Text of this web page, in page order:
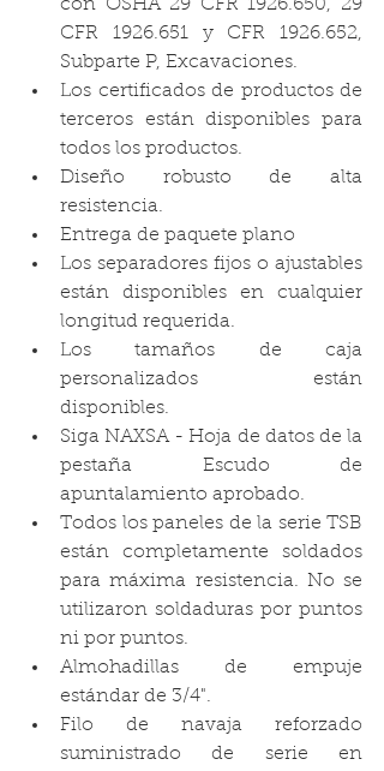
con OSHA 29 CFR 1926.650, 29
CFR 1926.651 y CFR 1926.652,
Subparte P, Excavaciones.
Los certificados de productos de
terceros están disponibles para
todos los productos.
Diseño robusto de alta
resistencia.
Entrega de paquete plano
Los separadores fijos o ajustables
están disponibles en cualquier
longitud requerida.
Los tamaños de caja
personalizados están
disponibles.
Siga NAXSA - Hoja de datos de la
pestaña Escudo de
apuntalamiento aprobado.
Todos los paneles de la serie TSB
están completamente soldados
para máxima resistencia. No se
utilizaron soldaduras por puntos
ni por puntos.
Almohadillas de empuje
estándar de 3/4".
Filo de navaja reforzado
suministrado de serie en